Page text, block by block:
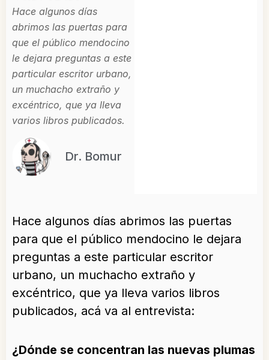
Hace algunos días
abrimos las puertas para
que el público mendocino
le dejara preguntas a este
particular escritor urbano,
un muchacho extraño y
excéntrico, que ya lleva
varios libros publicados.
Dr. Bomur
Hace algunos días abrimos las puertas
para que el público mendocino le dejara
preguntas a este particular escritor
urbano, un muchacho extraño y
excéntrico, que ya lleva varios libros
publicados, acá va al entrevista:
¿Dónde se concentran las nuevas plumas